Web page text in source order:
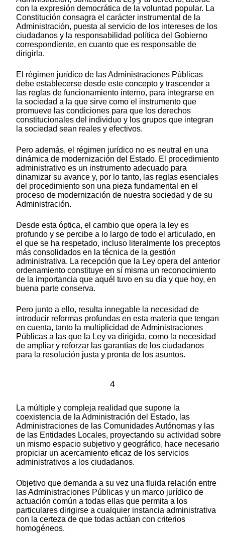
con la expresión democrática de la voluntad popular. La
Constitución consagra el carácter instrumental de la
Administración, puesta al servicio de los intereses de los
ciudadanos y la responsabilidad política del Gobierno
correspondiente, en cuanto que es responsable de
dirigirla.
El régimen jurídico de las Administraciones Públicas
debe establecerse desde este concepto y trascender a
las reglas de funcionamiento interno, para integrarse en
la sociedad a la que sirve como el instrumento que
promueve las condiciones para que los derechos
constitucionales del individuo y los grupos que integran
la sociedad sean reales y efectivos.
Pero además, el régimen jurídico no es neutral en una
dinámica de modernización del Estado. El procedimiento
administrativo es un instrumento adecuado para
dinamizar su avance y, por lo tanto, las reglas esenciales
del procedimiento son una pieza fundamental en el
proceso de modernización de nuestra sociedad y de su
Administración.
Desde esta óptica, el cambio que opera la ley es
profundo y se percibe a lo largo de todo el articulado, en
el que se ha respetado, incluso literalmente los preceptos
más consolidados en la técnica de la gestión
administrativa. La recepción que la Ley opera del anterior
ordenamiento constituye en sí misma un reconocimiento
de la importancia que aquél tuvo en su día y que hoy, en
buena parte conserva.
Pero junto a ello, resulta innegable la necesidad de
introducir reformas profundas en esta materia que tengan
en cuenta, tanto la multiplicidad de Administraciones
Públicas a las que la Ley va dirigida, como la necesidad
de ampliar y reforzar las garantías de los ciudadanos
para la resolución justa y pronta de los asuntos.
4
La múltiple y compleja realidad que supone la
coexistencia de la Administración del Estado, las
Administraciones de las Comunidades Autónomas y las
de las Entidades Locales, proyectando su actividad sobre
un mismo espacio subjetivo y geográfico, hace necesario
propiciar un acercamiento eficaz de los servicios
administrativos a los ciudadanos.
Objetivo que demanda a su vez una fluida relación entre
las Administraciones Públicas y un marco jurídico de
actuación común a todas ellas que permita a los
particulares dirigirse a cualquier instancia administrativa
con la certeza de que todas actúan con criterios
homogéneos.